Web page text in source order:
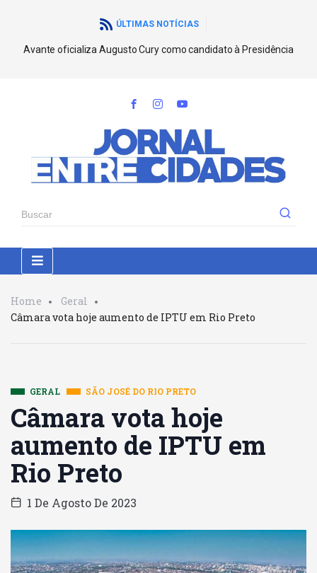
ÚLTIMAS NOTÍCIAS
Avante oficializa Augusto Cury como candidato à Presidência
Home
Geral
Câmara vota hoje aumento de IPTU em Rio Preto
GERAL SÃO JOSÉ DO RIO PRETO
Câmara vota hoje
aumento de IPTU em
Rio Preto
1 De Agosto De 2023